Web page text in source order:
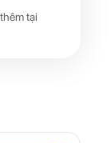
tại